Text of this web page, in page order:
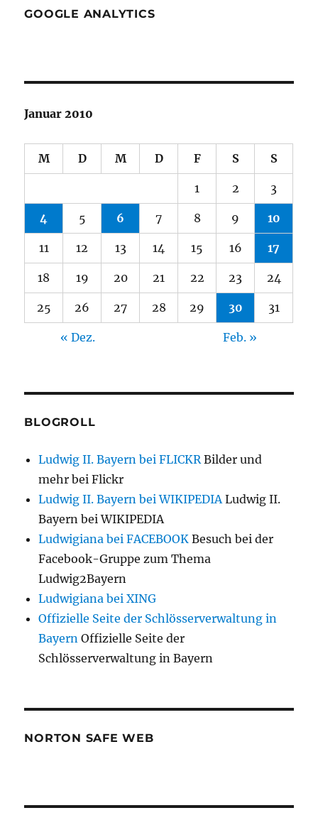
GOOGLE ANALYTICS
Januar 2010
M D M D F S S
1 2 3
4 5 6 7 8 9 10
11 12 13 14 15 16 17
18 19 20 21 22 23 24
25 26 27 28 29 30 31
« Dez. Feb. »
BLOGROLL
Ludwig II. Bayern bei FLICKRBilder und
mehr bei Flickr
Ludwig II. Bayern bei WIKIPEDIALudwig II.
Bayern bei WIKIPEDIA
Ludwigiana bei FACEBOOK Besuch bei der
Facebook-Gruppe zum Thema
Ludwig2Bayern
Ludwigiana bei XING
Offizielle Seite der Schlösserverwaltung in
Bayern Offizielle Seite der
Schlösserverwaltung in Bayern
NORTON SAFE WEB